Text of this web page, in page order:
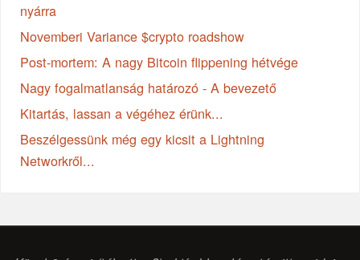
nyárra
Novemberi Variance $crypto roadshow
Post-mortem: A nagy Bitcoin flippening hétvége
Nagy fogalmatlanság határozó - A bevezető
Kitartás, lassan a végéhez érünk...
Beszélgessünk még egy kicsit a Lightning
Networkről...